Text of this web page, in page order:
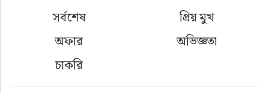
সর্বশেষ
প্রিয় মুখ
অফার
অভিজ্ঞতা
চাকরি